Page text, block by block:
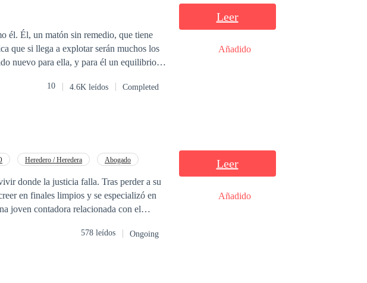
él. Él, un matón sin remedio, que tiene
que si llega a explotar serán muchos los
nuevo para ella, y para él un equilibrio
10 4.6K leídos Completed
Leer
Añadido
Heredero / Heredera
Abogado
donde la justicia falla. Tras perder a su
en finales limpios y se especializó en
joven contadora relacionada con el
el carismático y temido CEO del grupo
revelan que el imperio Montclair esconde
578 leídos Ongoing
Leer
Añadido